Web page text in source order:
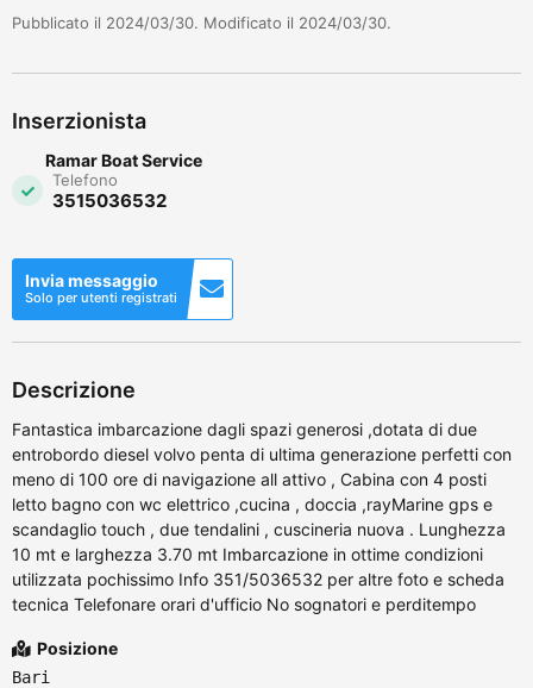
Pubblicato il 2024/03/30. Modificato il 2024/03/30.
Inserzionista
Ramar Boat Service
Telefono
3515036532
Invia messaggio
Solo per utenti registrati
Descrizione
Fantastica imbarcazione dagli spazi generosi ,dotata di due
entrobordo diesel volvo penta di ultima generazione perfetti con
meno di 100 ore di navigazione all attivo , Cabina con 4 posti
letto bagno con wc elettrico ,cucina , doccia ,rayMarine gps e
scandaglio touch , due tendalini , cuscineria nuova . Lunghezza
10 mt e larghezza 3.70 mt Imbarcazione in ottime condizioni
utilizzata pochissimo Info 351/5036532 per altre foto e scheda
tecnica Telefonare orari d'ufficio No sognatori e perditempo
Posizione
Bari